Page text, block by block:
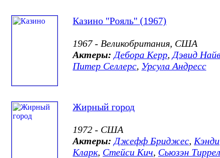
Казино "Рояль" (1967)
1967 - Великобритания, США
Актеры: Дебора Керр, Дэвид
Питер Селлерс, Урсула Андресс
Жирный город
1972 - США
Актеры: Джефф Бриджес, Кэнди
Кларк, Стейси Кич, Сьюзэн